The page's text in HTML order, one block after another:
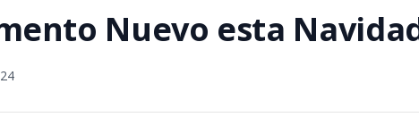
Nuevo esta